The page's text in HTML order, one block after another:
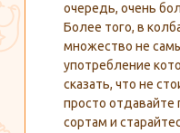
очередь, очень
Более того, в
множество не
употребление
сказать, что не
просто
сортам и